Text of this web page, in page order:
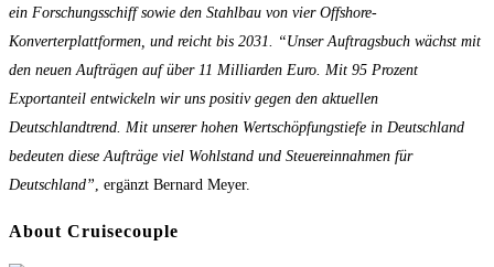
ein Forschungsschiff sowie den Stahlbau von vier Offshore-
Konverterplattformen, und reicht bis 2031. “Unser Auftragsbuch wächst mit
den neuen Aufträgen auf über 11 Milliarden Euro. Mit 95 Prozent
Exportanteil entwickeln wir uns positiv gegen den aktuellen
Deutschlandtrend. Mit unserer hohen Wertschöpfungstiefe in Deutschland
bedeuten diese Aufträge viel Wohlstand und Steuereinnahmen für
Deutschland” , ergänzt Bernard Meyer.
About Cruisecouple